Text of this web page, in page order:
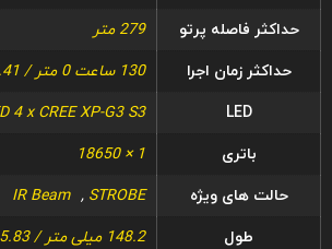
حداکثر فاصله پرتو
279 متر
حداکثر زمان اجرا
130 ساعت 0 متر / 5.41 روز
LED
4 x CREE XP-G3 S3
باتری
1 × 18650
حالت های ویژه
IR Beam , STROBE
طول
148.2 میلی متر / 5.83 اینچ